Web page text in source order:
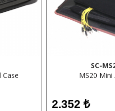
Case
SC-
MS20 Mini
2.352 ₺